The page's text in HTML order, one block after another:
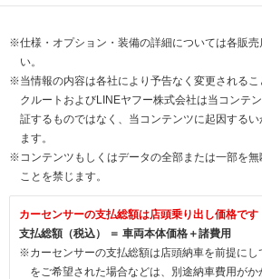
※仕様・オプション・装備の詳細については各販売
い。
※当情報の内容は各社により予告なく変更されるこ
クルートおよびLINEヤフー株式会社は当コンテ
証するものではなく、当コンテンツに起因する
ます。
※コンテンツもしくはデータの全部または一部を
ことを禁じます。
カーセンサーの支払総額は店頭乗り出し価格です
支払総額（税込） ＝ 車両本体価格＋諸費用
※カーセンサーの支払総額は店頭納車を前提にし
をご希望された場合などは、別途納車費用がか